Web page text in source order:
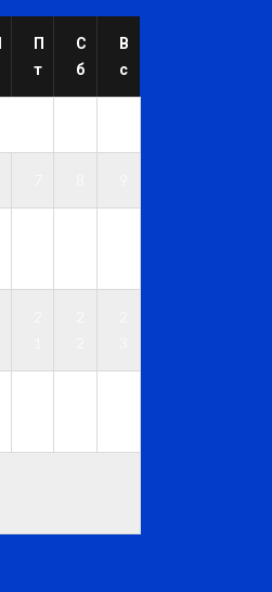
П
т
С
б
В
с